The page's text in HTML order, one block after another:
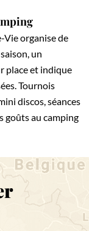
Vie organise de
un
place et indique
Tournois
discos, séances
goûts au camping